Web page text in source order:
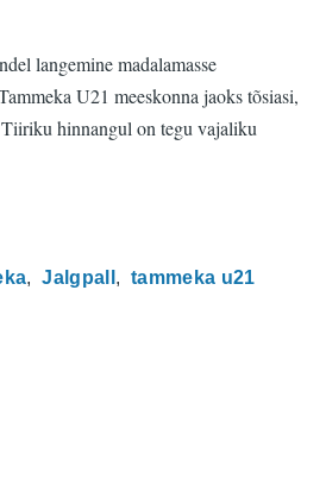
langemine madalamasse
U21 meeskonna jaoks tõsiasi,
hinnangul on tegu vajaliku
Jalgpall tammeka u21